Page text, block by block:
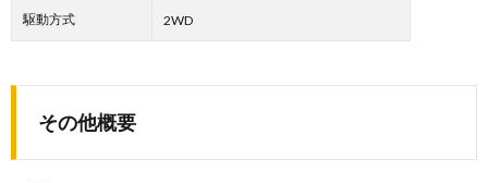
駆動方式 2WD
その他概要